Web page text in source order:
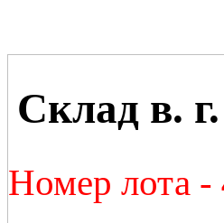
Склад в.
Номер лота -